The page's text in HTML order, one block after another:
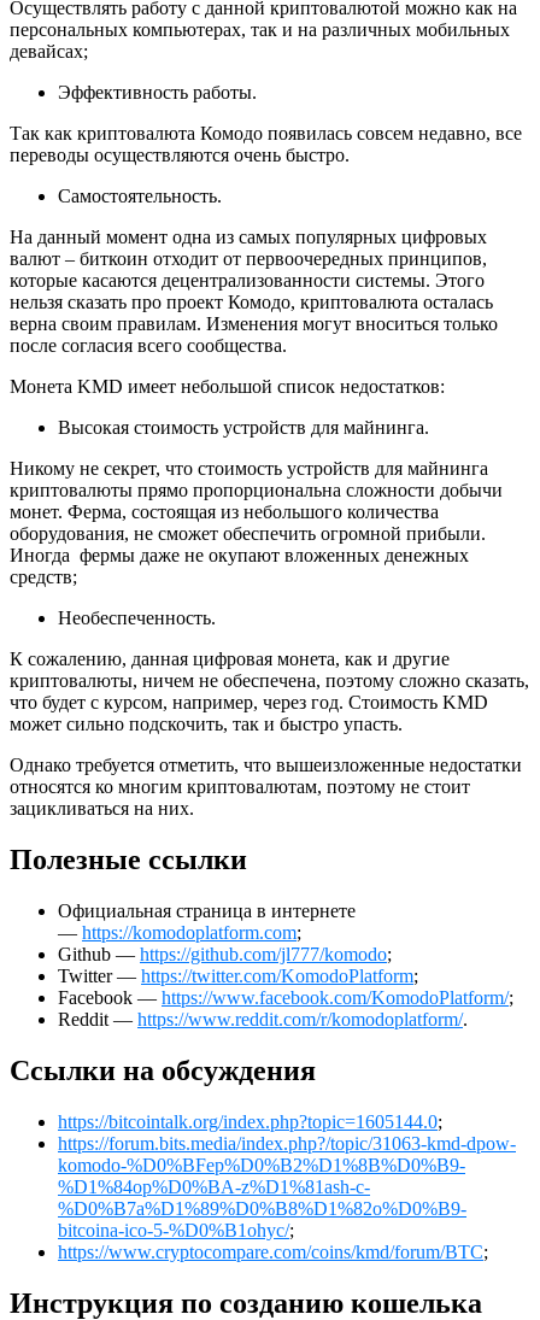
Осуществлять работу с данной криптовалютой можно как на
персональных компьютерах, так и на различных мобильных
девайсах;
Эффективность работы.
Так как криптовалюта Комодо появилась совсем недавно, все
переводы осуществляются очень быстро.
Самостоятельность.
На данный момент одна из самых популярных цифровых
валют – биткоин отходит от первоочередных принципов,
которые касаются децентрализованности системы. Этого
нельзя сказать про проект Комодо, криптовалюта осталась
верна своим правилам. Изменения могут вноситься только
после согласия всего сообщества.
Монета KMD имеет небольшой список недостатков:
Высокая стоимость устройств для майнинга.
Никому не секрет, что стоимость устройств для майнинга
криптовалюты прямо пропорциональна сложности добычи
монет. Ферма, состоящая из небольшого количества
оборудования, не сможет обеспечить огромной прибыли.
Иногда фермы даже не окупают вложенных денежных
средств;
Необеспеченность.
К сожалению, данная цифровая монета, как и другие
криптовалюты, ничем не обеспечена, поэтому сложно сказать,
что будет с курсом, например, через год. Стоимость KMD
может сильно подскочить, так и быстро упасть.
Однако требуется отметить, что вышеизложенные недостатки
относятся ко многим криптовалютам, поэтому не стоит
зацикливаться на них.
Полезные ссылки
Официальная страница в интернете
— https://komodoplatform.com;
Github — https://github.com/jl777/komodo;
Twitter — https://twitter.com/KomodoPlatform;
Facebook — https://www.facebook.com/KomodoPlatform/;
Reddit — https://www.reddit.com/r/komodoplatform/.
Ссылки на обсуждения
https://bitcointalk.org/index.php?topic=1605144.0;
https://forum.bits.media/index.php?/topic/31063-kmd-dpow-
komodo-%D0%BFep%D0%B2%D1%8B%D0%B9-
%D1%84op%D0%BA-z%D1%81ash-c-
%D0%B7a%D1%89%D0%B8%D1%82o%D0%B9-
bitcoina-ico-5-%D0%B1ohyc/;
https://www.cryptocompare.com/coins/kmd/forum/BTC;
Инструкция по созданию кошелька